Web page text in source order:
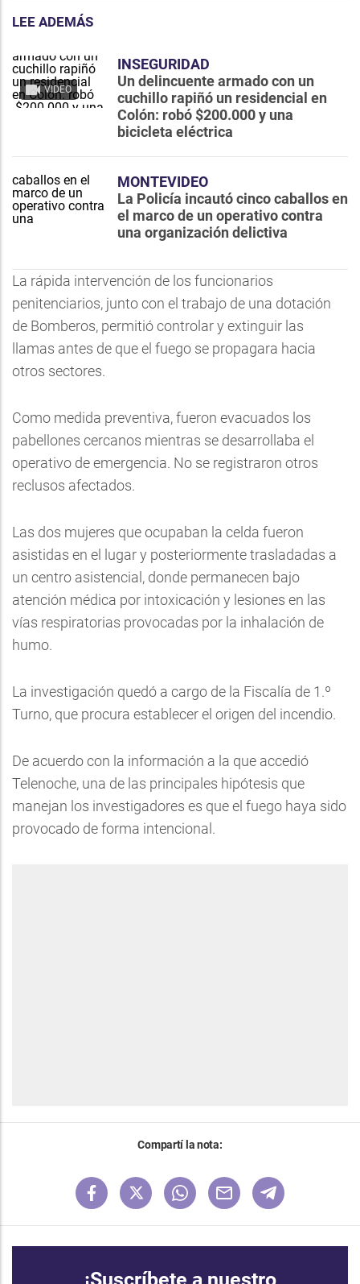
LEE ADEMÁS
VIDEO
INSEGURIDAD
Un delincuente armado con un
cuchillo rapiñó un residencial en
Colón: robó $200.000 y una
bicicleta eléctrica
MONTEVIDEO
La Policía incautó cinco caballos en
el marco de un operativo contra
una organización delictiva
La rápida intervención de los funcionarios
penitenciarios, junto con el trabajo de una dotación
de Bomberos, permitió controlar y extinguir las
llamas antes de que el fuego se propagara hacia
otros sectores.
Como medida preventiva, fueron evacuados los
pabellones cercanos mientras se desarrollaba el
operativo de emergencia. No se registraron otros
reclusos afectados.
Las dos mujeres que ocupaban la celda fueron
asistidas en el lugar y posteriormente trasladadas a
un centro asistencial, donde permanecen bajo
atención médica por intoxicación y lesiones en las
vías respiratorias provocadas por la inhalación de
humo.
La investigación quedó a cargo de la Fiscalía de 1.º
Turno, que procura establecer el origen del incendio.
De acuerdo con la información a la que accedió
Telenoche, una de las principales hipótesis que
manejan los investigadores es que el fuego haya sido
provocado de forma intencional.
Compartí la nota: